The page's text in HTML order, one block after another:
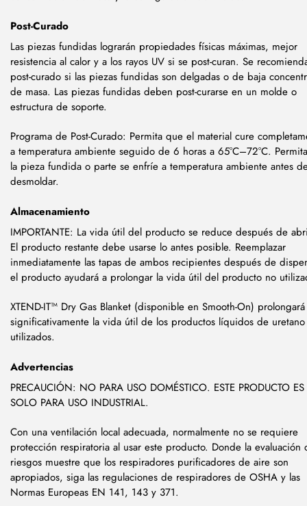
Post-Curado
Las piezas fundidas lograrán propiedades físicas máximas, mejor
resistencia al calor y a los rayos UV si se post-curan. Se
post-curado si las piezas fundidas son delgadas o de baja
de masa. Las piezas fundidas deben post-curarse en un molde o
estructura de soporte.
Programa de Post-Curado: Permita que el material cure
a temperatura ambiente seguido de 6 horas a 65°C–72°C.
la pieza fundida o parte se enfríe a temperatura ambiente antes
desmoldar.
Almacenamiento
IMPORTANTE: La vida útil del producto se reduce después de
El producto restante debe usarse lo antes posible. Reemplazar
inmediatamente las tapas de ambos recipientes después de
el producto ayudará a prolongar la vida útil del producto no
XTEND-IT™ Dry Gas Blanket (disponible en Smooth-On) prolongará
significativamente la vida útil de los productos líquidos de
utilizados.
Advertencias
PRECAUCIÓN: NO PARA USO DOMÉSTICO. ESTE PRODUCTO ES
SOLO PARA USO INDUSTRIAL.
Con una ventilación local adecuada, normalmente no se requiere
protección respiratoria al usar este producto. Donde la evaluación
riesgos muestre que los respiradores purificadores de aire son
apropiados, siga las regulaciones de respiradores de OSHA y las
Normas Europeas EN 141, 143 y 371.